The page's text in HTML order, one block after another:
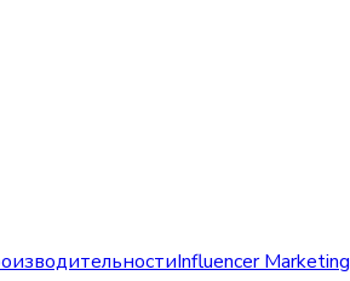
Influencer Marketing